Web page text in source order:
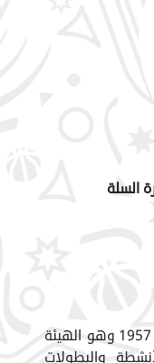
السلة
تأسس الاتحاد الأردني لكرة السلة عام 1957 وهو الهيئة
والبطولات